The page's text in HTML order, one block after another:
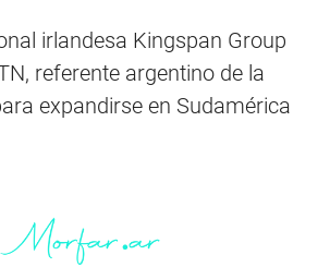
irlandesa Kingspan Group
referente argentino de la
expandirse en Sudamérica